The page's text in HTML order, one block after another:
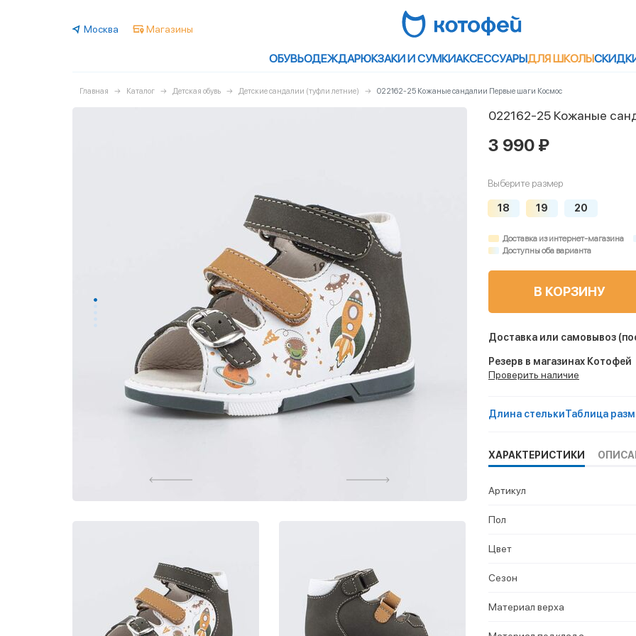
Москва Магазины
ОБУВЬОДЕЖДАРЮКЗАКИ И СУМКИАКСЕССУАРЫДЛЯ ШКОЛЫ
Главная Каталог Детская обувь Детские сандалии (туфли летние) 022162-25 Кожаные сандалии Первые шаги Космос
022162-25 Кожаные
3 990 ₽
Выберите размер
18 19 20
Доставка из интернет-магазина
Доступны оба варианта
В КОРЗИНУ
Доставка или самовывоз
Резерв в магазинах Котофей
Проверить наличие
Длина стелькиТаблица
ХАРАКТЕРИСТИКИ
Артикул
Пол
Цвет
Сезон
Материал верха